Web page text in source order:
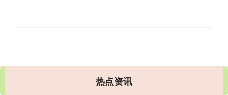
热点资讯